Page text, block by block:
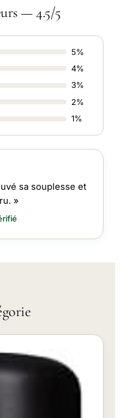
— 4.5/5
5%
4%
3%
2%
1%
sa souplesse et
»